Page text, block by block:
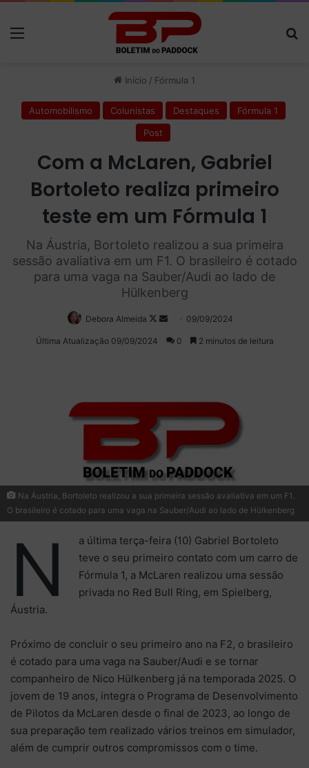
Início / Fórmula 1
Automobilismo Colunistas Destaques
Fórmula 1
Post
Com a McLaren, Gabriel
Bortoleto realiza primeiro
teste em um Fórmula 1
Na Áustria, Bortoleto realizou a sua primeira
sessão avaliativa em um F1. O brasileiro é cotado
para uma vaga na Sauber/Audi ao lado de
Hülkenberg
Debora Almeida
Follow
on
Mande
um
09/09/2024
Última Atualização 09/09/2024 0 2 minutos de leitura
Na Áustria, Bortoleto realizou a sua primeira sessão avaliativa em um F1.
O brasileiro é cotado para uma vaga na Sauber/Audi ao lado de Hülkenberg
N
a última terça-feira (10) Gabriel Bortoleto
teve o seu primeiro contato com um carro de
Fórmula 1, a McLaren realizou uma sessão
privada no Red Bull Ring, em Spielberg,
Áustria.
Próximo de concluir o seu primeiro ano na F2, o brasileiro
é cotado para uma vaga na Sauber/Audi e se tornar
companheiro de Nico Hülkenberg já na temporada 2025. O
jovem de 19 anos, integra o Programa de Desenvolvimento
de Pilotos da McLaren desde o final de 2023, ao longo de
sua preparação tem realizado vários treinos em simulador,
além de cumprir outros compromissos com o time.